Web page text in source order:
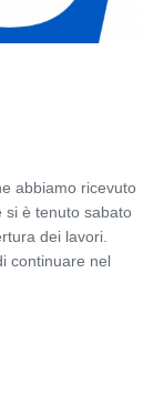
abbiamo ricevuto
si è tenuto sabato
dei lavori.
continuare nel